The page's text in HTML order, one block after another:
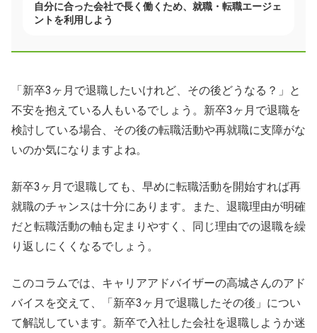
自分に合った会社で長く働くため、就職・転職エージェ
ントを利用しよう
「新卒3ヶ月で退職したいけれど、その後どうなる？」と
不安を抱えている人もいるでしょう。新卒3ヶ月で退職を
検討している場合、その後の転職活動や再就職に支障がな
いのか気になりますよね。
新卒3ヶ月で退職しても、早めに転職活動を開始すれば再
就職のチャンスは十分にあります。また、退職理由が明確
だと転職活動の軸も定まりやすく、同じ理由での退職を繰
り返しにくくなるでしょう。
このコラムでは、キャリアアドバイザーの高城さんのアド
バイスを交えて、「新卒3ヶ月で退職したその後」につい
て解説しています。新卒で入社した会社を退職しようか迷